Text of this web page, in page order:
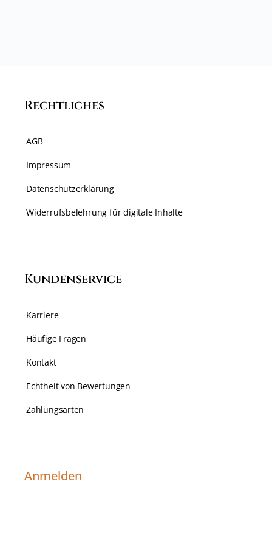
Rechtliches
AGB
Impressum
Datenschutzerklärung
Widerrufsbelehrung für digitale Inhalte
Kundenservice
Karriere
Häufige Fragen
Kontakt
Echtheit von Bewertungen
Zahlungsarten
Anmelden